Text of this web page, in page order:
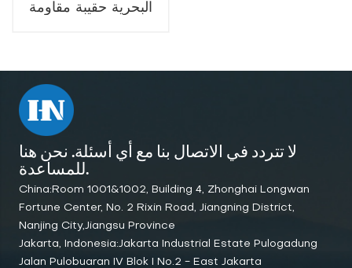
البحرية حقيبة مقاومة
لا تتردد في الاتصال بنا مع أي أسئلة. نحن هنا
للمساعدة.
China:Room 1001&1002, Building 4, Zhonghai Longwan
Fortune Center, No. 2 Rixin Road, Jiangning District,
Nanjing City,Jiangsu Province
Jakarta, Indonesia:Jakarta Industrial Estate Pulogadung
Jalan Pulobuaran IV Blok I No.2 - East Jakarta